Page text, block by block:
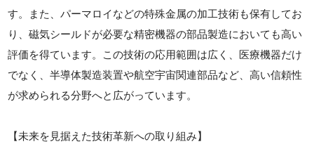
す。また、パーマロイなどの特殊金属の加工技術も保有してお
り、磁気シールドが必要な精密機器の部品製造においても高い
評価を得ています。この技術の応用範囲は広く、医療機器だけ
でなく、半導体製造装置や航空宇宙関連部品など、高い信頼性
が求められる分野へと広がっています。
【未来を見据えた技術革新への取り組み】